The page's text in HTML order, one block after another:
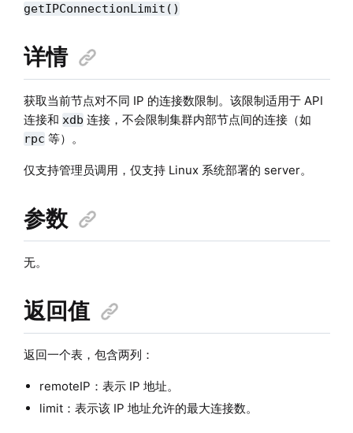
getIPConnectionLimit()
详情
获取当前节点对不同 IP 的连接数限制。该限制适用于 API
连接和 xdb连接，不会限制集群内部节点间的连接（如
rpc 等）。
仅支持管理员调用，仅支持 Linux 系统部署的 server。
参数
无。
返回值
返回一个表，包含两列：
remoteIP：表示 IP 地址。
limit：表示该 IP 地址允许的最大连接数。